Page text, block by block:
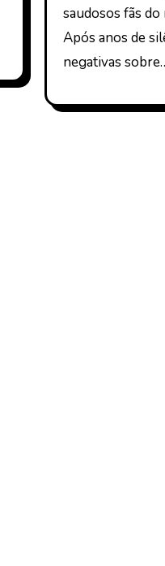
saudosos fãs
Após anos de
negativas